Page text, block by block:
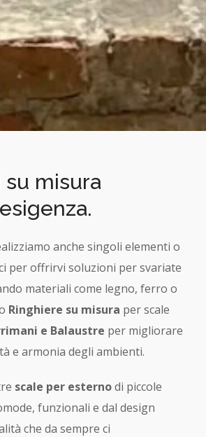
misura
anche singoli elementi o
per offrirvi soluzioni per svariate
materiali come legno, ferro o
Ringhiere su misura per scale
e Balaustre per migliorare
e armonia degli ambienti.
scale per esternodi piccole
funzionali e dal design
che da sempre ci